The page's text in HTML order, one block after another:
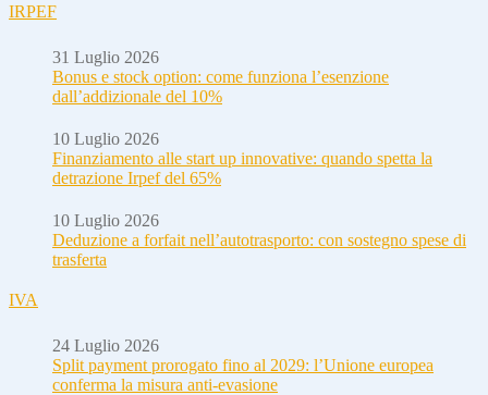
IRPEF
31 Luglio 2026
Bonus e stock option: come funziona l’esenzione
dall’addizionale del 10%
10 Luglio 2026
Finanziamento alle start up innovative: quando spetta la
detrazione Irpef del 65%
10 Luglio 2026
Deduzione a forfait nell’autotrasporto: con sostegno spese di
trasferta
IVA
24 Luglio 2026
Split payment prorogato fino al 2029: l’Unione europea
conferma la misura anti-evasione